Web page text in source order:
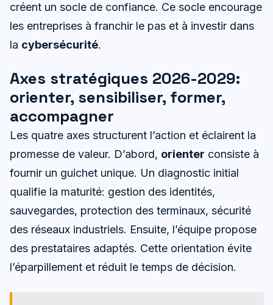
créent un socle de confiance. Ce socle encourage
les entreprises à franchir le pas et à investir dans
la cybersécurité.
Axes stratégiques 2026-2029:
orienter, sensibiliser, former,
accompagner
Les quatre axes structurent l’action et éclairent la
promesse de valeur. D’abord, orienter consiste à
fournir un guichet unique. Un diagnostic initial
qualifie la maturité: gestion des identités,
sauvegardes, protection des terminaux, sécurité
des réseaux industriels. Ensuite, l’équipe propose
des prestataires adaptés. Cette orientation évite
l’éparpillement et réduit le temps de décision.